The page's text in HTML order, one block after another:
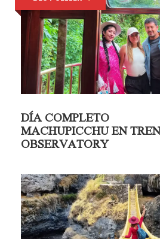
RECOMENDACIONES
Se recomienda llevar
Chaqueta o impermeable,
Protector solar 30 SPF o
Sombrero para el sol
Cámara fotográfica y de
Confirmar la información
menos una semana antes
08:00 horas
Horario de salida por las
13:00 horas
(En el servicio para los
llegan a visitar los 04 sitios
DÍA COMPLETO
MACHUPICCHU EN TREN
OBSERVATORY